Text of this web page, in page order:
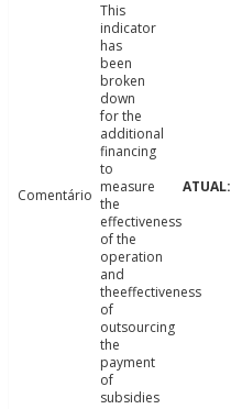
Comentário
This
indicator
has
been
broken
down
for the
additional
financing
to
measure
the
effectiveness
of the
operation
and
theeffectiveness
of
outsourcing
the
payment
of
subsidies